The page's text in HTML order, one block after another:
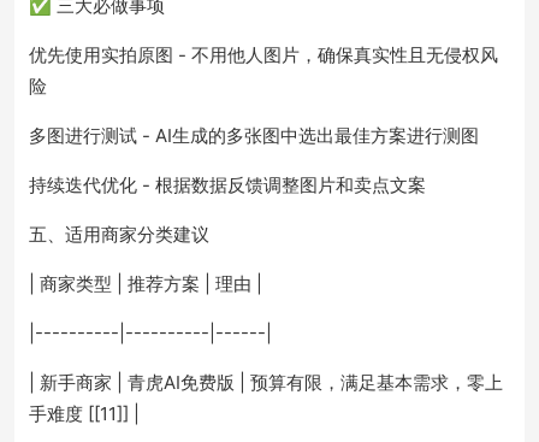
✅ 三大必做事项
优先使用实拍原图 - 不用他人图片，确保真实性且无侵权风
险
多图进行测试 - AI生成的多张图中选出最佳方案进行测图
持续迭代优化 - 根据数据反馈调整图片和卖点文案
五、适用商家分类建议
| 商家类型 | 推荐方案 | 理由 |
|----------|----------|------|
| 新手商家 | 青虎AI免费版 | 预算有限，满足基本需求，零上
手难度 [[11]] |